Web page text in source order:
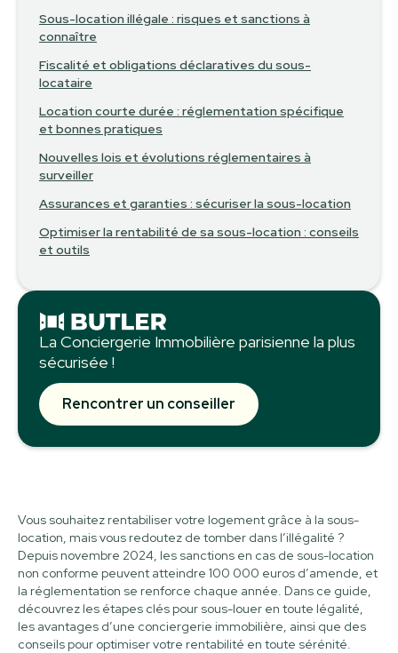
Sous-location illégale : risques et sanctions à
connaître
Fiscalité et obligations déclaratives du sous-
locataire
Location courte durée : réglementation spécifique
et bonnes pratiques
Nouvelles lois et évolutions réglementaires à
surveiller
Assurances et garanties : sécuriser la sous-location
Optimiser la rentabilité de sa sous-location : conseils
et outils
La Conciergerie Immobilière parisienne la plus
sécurisée !
Rencontrer un conseiller
Vous souhaitez rentabiliser votre logement grâce à la sous-
location, mais vous redoutez de tomber dans l’illégalité ?
Depuis novembre 2024, les sanctions en cas de sous-location
non conforme peuvent atteindre 100 000 euros d’amende, et
la réglementation se renforce chaque année. Dans ce guide,
découvrez les étapes clés pour sous-louer en toute légalité,
les avantages d’une conciergerie immobilière, ainsi que des
conseils pour optimiser votre rentabilité en toute sérénité.